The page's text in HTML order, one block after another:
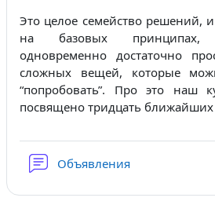
Это целое семейство решений,
на базовых
одновременно достаточно
сложных вещей, которые
“попробовать”. Про это наш
посвящено тридцать ближайших
Объявления